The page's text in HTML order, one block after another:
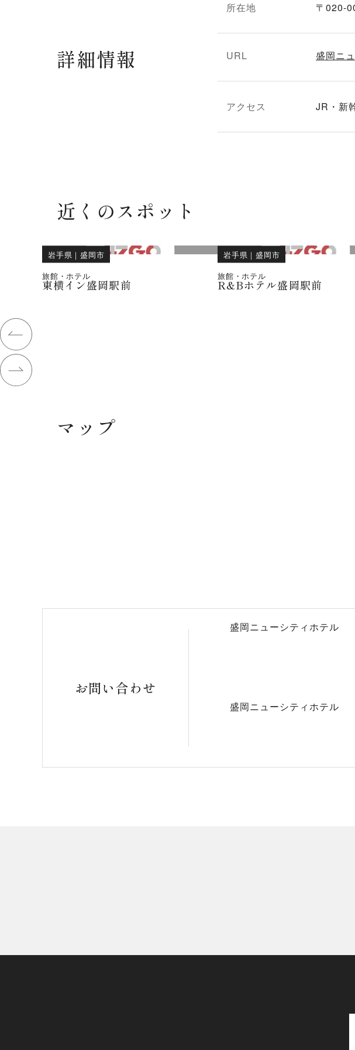
所在地 〒020-
詳細情報 URL 盛岡ニ
アクセス JR・新
近くのスポット
岩手県 ｜盛岡市
旅館・ホテル
東横イン盛岡駅前
岩手県 ｜盛岡市
旅館・ホテル
R&Bホテル盛岡駅前
マップ
お問い合わせ
盛岡ニューシティホテル
盛岡ニューシティホテル